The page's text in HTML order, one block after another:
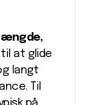
at glide
langt
Til